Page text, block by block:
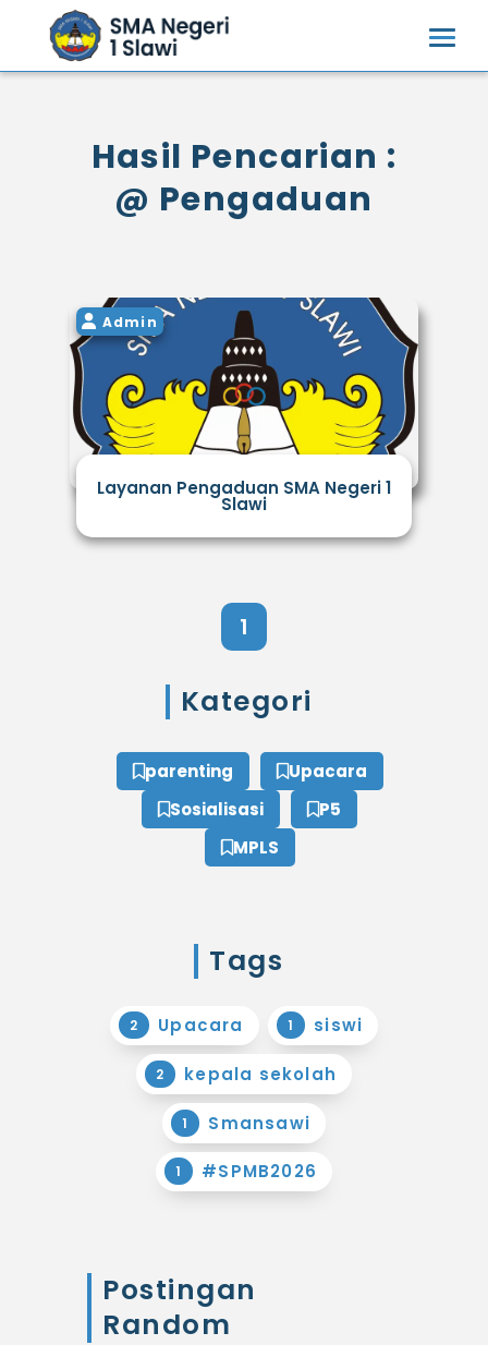
Hasil Pencarian :
@ Pengaduan
Admin
Layanan Pengaduan SMA Negeri 1
Slawi
1
Kategori
parenting
Upacara
Sosialisasi
P5
MPLS
Tags
2 Upacara 1 siswi
2 kepala sekolah
1 Smansawi
1 #SPMB2026
Postingan
Random